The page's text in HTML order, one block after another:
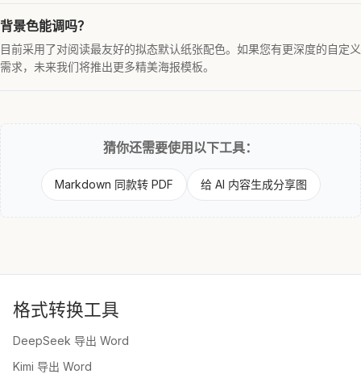
背景色能调吗？
目前采用了对阅读最友好的拟态默认纸张配色。如果您有更深度的自定义
需求，未来我们将推出更多精美海报模板。
猜你还需要使用以下工具：
Markdown 同款转 PDF 给 AI 内容生成分享图
格式转换工具
DeepSeek 导出 Word
Kimi 导出 Word